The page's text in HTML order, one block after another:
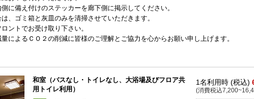
に備え付けのステッカーを廊下側に掲示してください。
、ゴミ箱と灰皿のみを清掃させていただきます。
ントでお受け取り下さい。
によるＣＯ２の削減に皆様のご理解とご協力を心からお願い申し上げます。
和室（バスなし・トイレなし、大浴場及びフロア共
用トイレ利用）
1名利用時 (税込)
(消費税込